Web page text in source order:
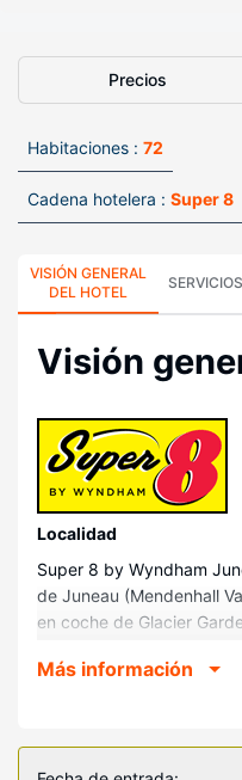
Precios
Habitaciones : 72
Cadena hotelera : Super 8
VISIÓN GENERAL
DEL HOTEL
SERVICIOS
Visión
Localidad
Super 8 by Wyndham
de Juneau (Mendenhall
en coche de Glacier
encuentra a 4,1 km de
Te sentirás como en tu
Más información